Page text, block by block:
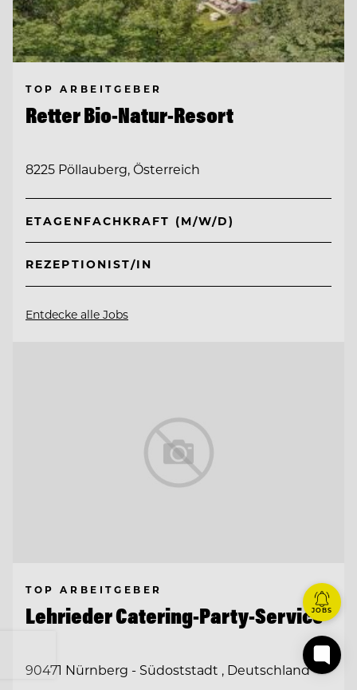
TOP ARBEITGEBER
Retter Bio-Natur-Resort
8225 Pöllauberg, Österreich
ETAGENFACHKRAFT (M/W/D)
REZEPTIONIST/IN
Entdecke alle Jobs
TOP ARBEITGEBER
Lehrieder Catering-Party-Service
90471 Nürnberg - Südoststadt , Deutschland
JOBS